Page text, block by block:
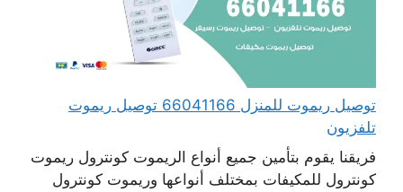
توصيل ريموت للمنزل 66041166 توصيل ريموت
تلفزيون
فريقنا يقوم بتأمين جميع أنواع الريموت كونترول ريموت
كونترول للمكيفات بمختلف أنواعها وريموت كونترول